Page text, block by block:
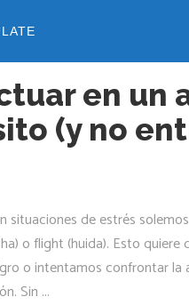
en un
(y no
situaciones de estrés
o flight (huida). Esto quiere
o intentamos confrontar la
Sin